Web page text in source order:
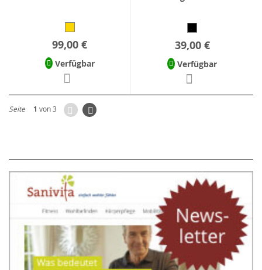
99,00 €
Verfügbar
39,00 €
Verfügbar
Seite 1 von 3 ZurückSeite
Weiter